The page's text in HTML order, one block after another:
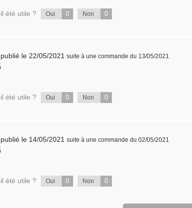
été utile ? Oui 0 Non 0
publié le 22/05/2021 suite à une commande du 13/05/2021
été utile ? Oui 0 Non 0
publié le 14/05/2021 suite à une commande du 02/05/2021
été utile ? Oui 0 Non 0